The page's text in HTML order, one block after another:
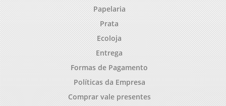
Papelaria
Prata
Ecoloja
Entrega
Formas de Pagamento
Políticas da Empresa
Comprar vale presentes